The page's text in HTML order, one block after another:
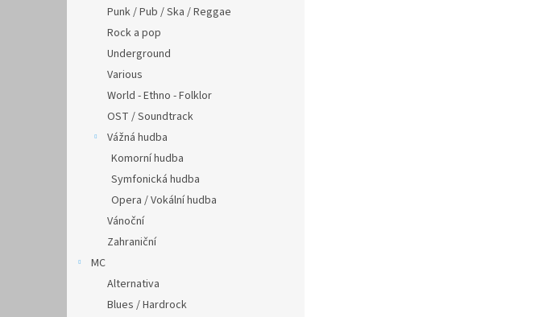
Punk / Pub / Ska / Reggae
Rock a pop
Underground
Various
World - Ethno - Folklor
OST / Soundtrack
Vážná hudba
Komorní hudba
Symfonická hudba
Opera / Vokální hudba
Vánoční
Zahraniční
MC
Alternativa
Blues / Hardrock